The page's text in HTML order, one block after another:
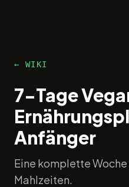
← WIKI
7-Tage
Anfänger
Eine komplette
Mahlzeiten.